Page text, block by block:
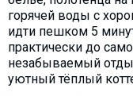
горячей воды с
идти пешком 5
практически до
незабываемый
уютный тёплый